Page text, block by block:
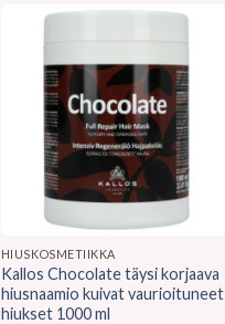
HIUSKOSMETIIKKA
Kallos Chocolate täysi korjaava
hiusnaamio kuivat vaurioituneet
hiukset 1000 ml